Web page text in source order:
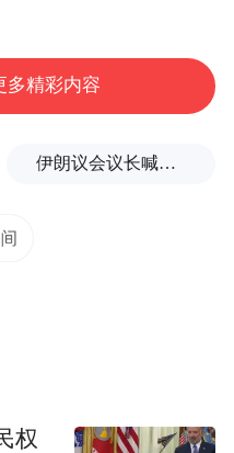
态惊艳，红袍高马
多精彩内容
伊朗议会议长喊话：别再作秀了！
权